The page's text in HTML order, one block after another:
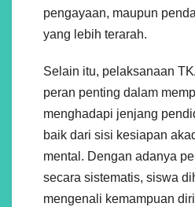
pengayaan, maupun
yang lebih terarah.
Selain itu, pelaksanaan
peran penting dalam
menghadapi jenjang
baik dari sisi kesiapan
mental. Dengan adanya
secara sistematis, siswa
mengenali kemampuan